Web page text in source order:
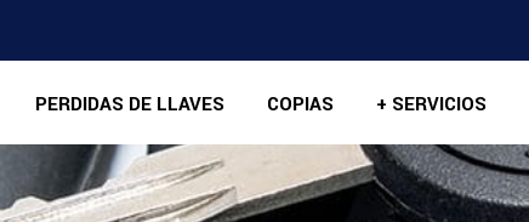
PERDIDAS DE LLAVES COPIAS + SERVICIOS